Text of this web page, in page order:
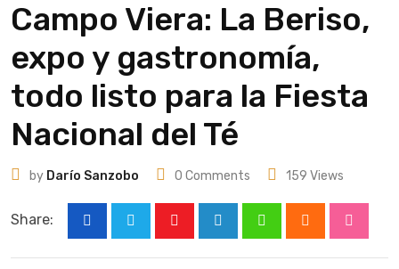
Campo Viera: La Beriso,
expo y gastronomía,
todo listo para la Fiesta
Nacional del Té
by Darío Sanzobo 0 Comments 159 Views
Share: